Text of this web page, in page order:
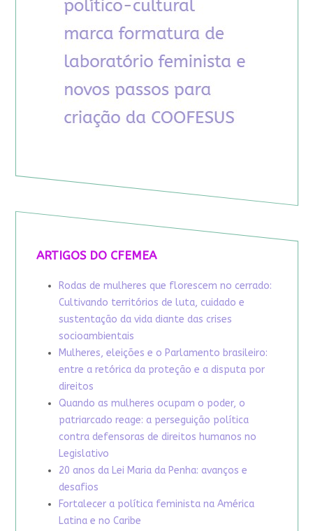
ARTIGOS DO CFEMEA
Rodas de mulheres que florescem no cerrado:
Cultivando territórios de luta, cuidado e
sustentação da vida diante das crises
socioambientais
Mulheres, eleições e o Parlamento brasileiro:
entre a retórica da proteção e a disputa por
direitos
Quando as mulheres ocupam o poder, o
patriarcado reage: a perseguição política
contra defensoras de direitos humanos no
Legislativo
20 anos da Lei Maria da Penha: avanços e
desafios
Fortalecer a política feminista na América
Latina e no Caribe